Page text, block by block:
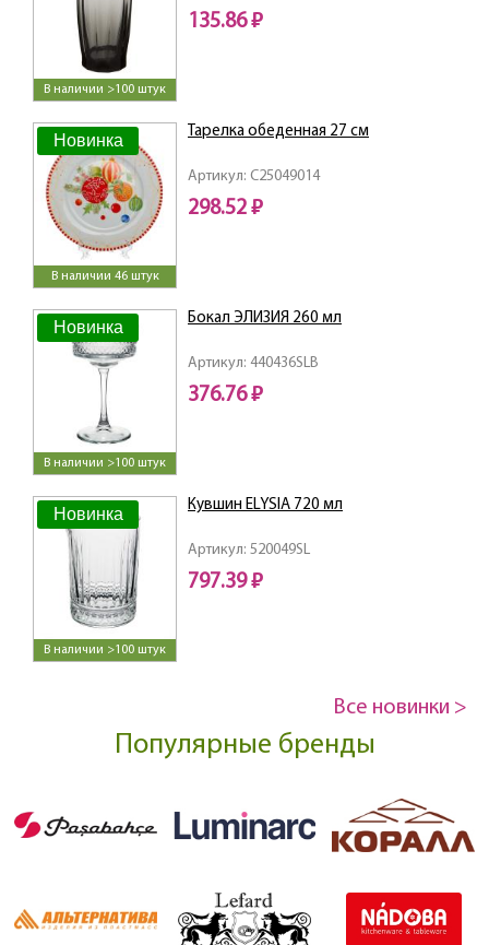
В наличии >100 штук
135.86 ₽
Новинка
В наличии 46 штук
Артикул: C25049014
Тарелка обеденная 27 см
298.52 ₽
Новинка
В наличии >100 штук
Артикул: 440436SLB
Бокал ЭЛИЗИЯ 260 мл
376.76 ₽
Новинка
В наличии >100 штук
Артикул: 520049SL
Кувшин ELYSIA 720 мл
797.39 ₽
Все новинки >
Популярные бренды